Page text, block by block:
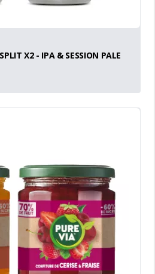
X2 - IPA & SESSION PALE